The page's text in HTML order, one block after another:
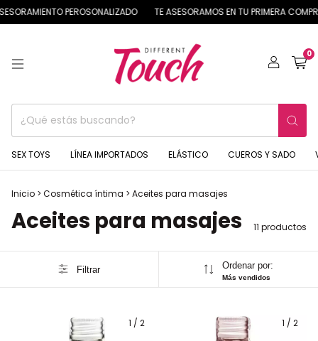
PEROSONALIZADO TE ASESORAMOS EN TU PRIMERA
0
SEX TOYS LÍNEA IMPORTADOS ELÁSTICO CUEROS Y SADO
Inicio > Cosmética íntima > Aceites para masajes
Aceites para masajes 11 productos
Filtrar Ordenar por:
Más vendidos
1 / 2 1 / 2